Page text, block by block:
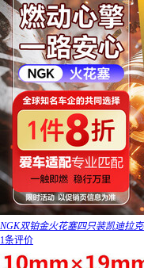
NGK双铂金火花塞四只装凯迪拉克
1条评价